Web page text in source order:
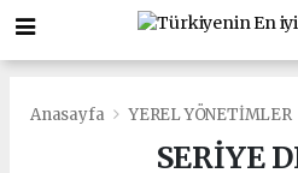
Anasayfa YEREL YÖNETİMLER
SERİYE